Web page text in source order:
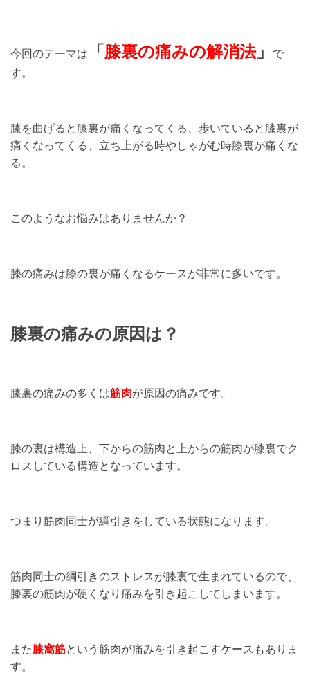
今回のテーマは 「膝裏の痛みの解消法」
で
す。
膝を曲げると膝裏が痛くなってくる、歩いていると膝裏が
痛くなってくる、立ち上がる時やしゃがむ時膝裏が痛くな
る。
このようなお悩みはありませんか？
膝の痛みは膝の裏が痛くなるケースが非常に多いです。
膝裏の痛みの原因は？
膝裏の痛みの多くは筋肉が原因の痛みです。
膝の裏は構造上、下からの筋肉と上からの筋肉が膝裏でク
ロスしている構造となっています。
つまり筋肉同士が綱引きをしている状態になります。
筋肉同士の綱引きのストレスが膝裏で生まれているので、
膝裏の筋肉が硬くなり痛みを引き起こしてしまいます。
また膝窩筋という筋肉が痛みを引き起こすケースもありま
す。